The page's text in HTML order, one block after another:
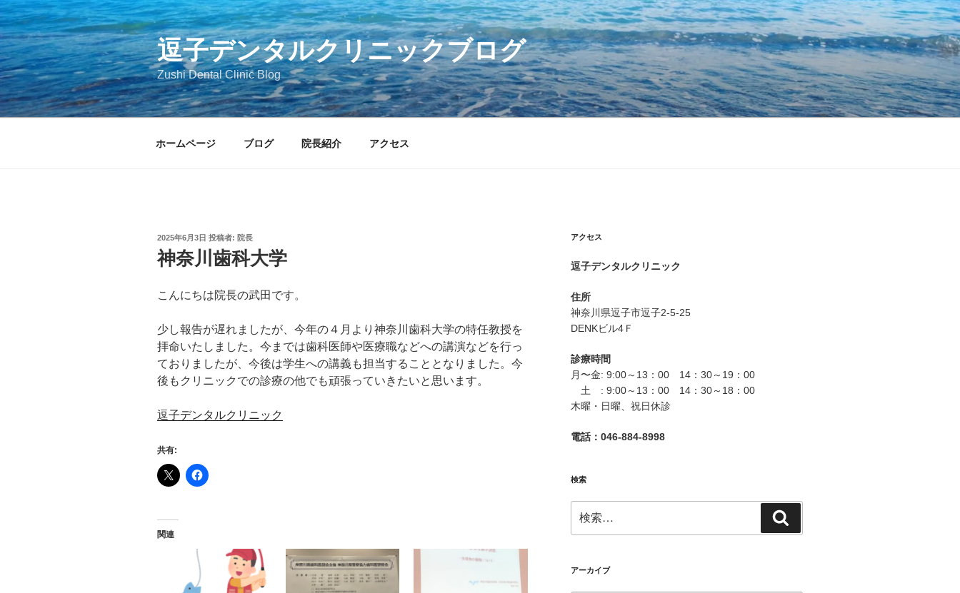
コ
ン
テ
ン
ツ
へ
ス
逗子デンタルクリニックブログ
Zushi Dental Clinic Blog
ホームページ ブログ 院長紹介 アクセス
投
稿
日:
2025年6月3日 投稿者: 院長
神奈川歯科大学
こんにちは院長の武田です。
少し報告が遅れましたが、今年の４月より神奈川歯科大学の特任教授を
拝命いたしました。今までは歯科医師や医療職などへの講演などを行っ
ておりましたが、今後は学生への講義も担当することとなりました。今
後もクリニックでの診療の他でも頑張っていきたいと思います。
逗子デンタルクリニック
共有:
関連
アクセス
逗子デンタルクリニック
住所
神奈川県逗子市逗子2-5-25
DENKビル4Ｆ
診療時間
月〜金: 9:00～13：00 14：30～19：00
土 : 9:00～13：00 14：30～18：00
木曜・日曜、祝日休診
電話：046-884-8998
検索
索:
索
アーカイブ